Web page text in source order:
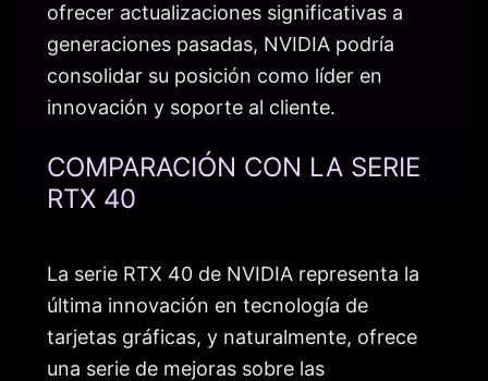
ofrecer actualizaciones significativas a
generaciones pasadas, NVIDIA podría
consolidar su posición como líder en
innovación y soporte al cliente.
COMPARACIÓN CON LA SERIE
RTX 40
La serie RTX 40 de NVIDIA representa la
última innovación en tecnología de
tarjetas gráficas, y naturalmente, ofrece
una serie de mejoras sobre las